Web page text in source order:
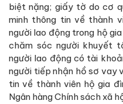
biệt nặng; giấy tờ do cơ
minh thông tin về thành
người lao động trong hộ
chăm sóc người khuyết
người lao động có tài
người tiếp nhận hồ sơ vay
tin về thành viên hộ gia
Ngân hàng Chính sách xã